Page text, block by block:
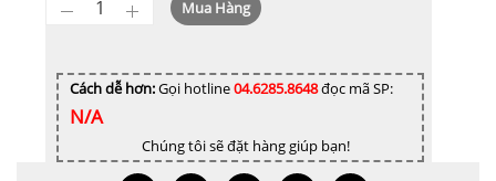
Mũi
Nhọn
Mua Hàng
Cách dễ hơn:Gọi hotline04.6285.8648đọc mã SP:
N/A
Chúng tôi sẽ đặt hàng giúp bạn!